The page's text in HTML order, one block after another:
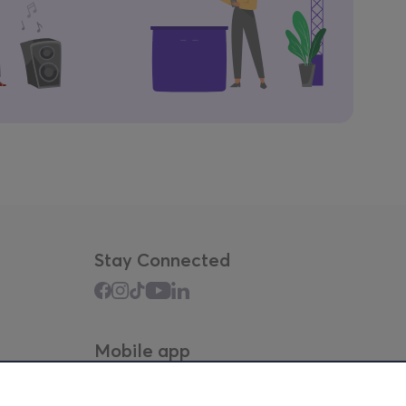
Stay Connected
Mobile app